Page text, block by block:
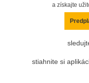
a získajte
stiahnite si